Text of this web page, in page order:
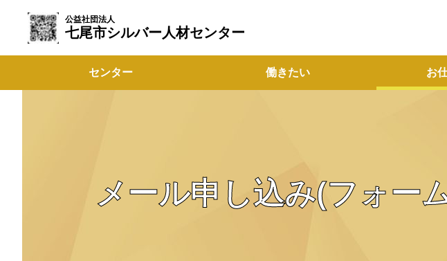
公益社団法人
七尾市シルバー人材センター
センター 働きたい お
メール申し込み(フォー